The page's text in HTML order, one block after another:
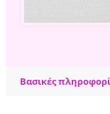
Βασικές